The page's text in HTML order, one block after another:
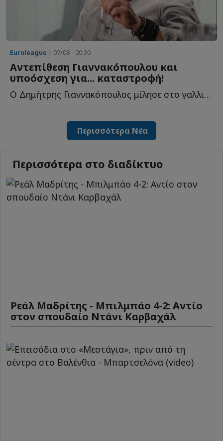
Euroleague | 07/08 - 20:30
Αντεπίθεση Γιαννακόπουλου και
υποόσχεση για... καταστροφή!
Ο Δημήτρης Γιαννακόπουλος μίλησε στο γαλλικό κανάλι Eu...
Περισσότερα Νέα
Περισσότερα στο διαδίκτυο
Ρεάλ Μαδρίτης - Μπιλμπάο 4-2: Αντίο
στον σπουδαίο Ντάνι Καρβαχάλ